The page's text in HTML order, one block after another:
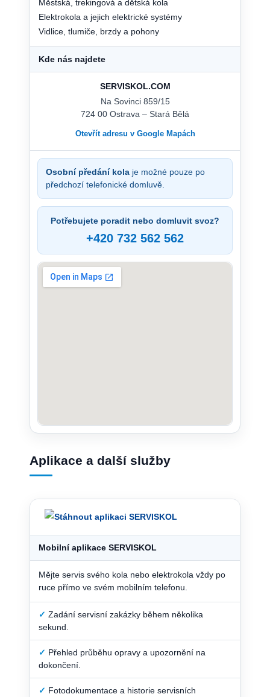
Městská, trekingová a dětská kola
Elektrokola a jejich elektrické systémy
Vidlice, tlumiče, brzdy a pohony
Kde nás najdete
SERVISKOL.COM
Na Sovinci 859/15
724 00 Ostrava – Stará Bělá
Otevřít adresu v Google Mapách
Osobní předání kola je možné pouze po
předchozí telefonické domluvě.
Potřebujete poradit nebo domluvit svoz?
+420 732 562 562
Aplikace a další služby
Mobilní aplikace SERVISKOL
Mějte servis svého kola nebo elektrokola vždy po
ruce přímo ve svém mobilním telefonu.
✓ Zadání servisní zakázky během několika
sekund.
✓ Přehled průběhu opravy a upozornění na
dokončení.
✓ Fotodokumentace a historie servisních